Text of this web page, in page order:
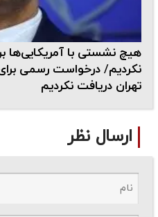
هیچ نشستی با آمریکایی‌ها
نکردیم/ درخواست رسمی برای
تهران دریافت نکردیم
ارسال نظر